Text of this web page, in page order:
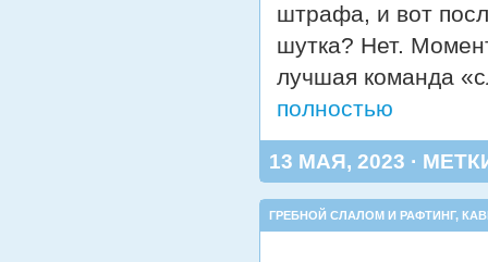
штрафа, и вот
шутка? Нет.
лучшая команда
полностью
13 МАЯ, 2023 ·
ГРЕБНОЙ СЛАЛОМ И РАФТИНГ,